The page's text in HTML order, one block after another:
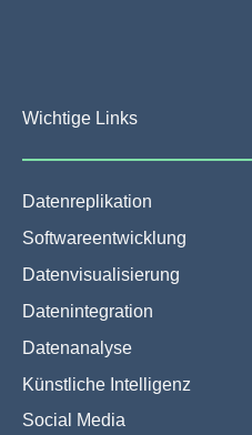
Wichtige Links
Datenreplikation
Softwareentwicklung
Datenvisualisierung
Datenintegration
Datenanalyse
Künstliche Intelligenz
Social Media